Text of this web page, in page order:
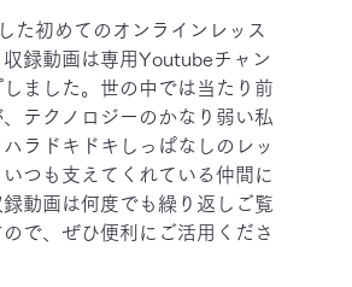
た初めてのオンラインレッス
収録動画は専用Youtubeチャン
ました。世の中では当たり前
テクノロジーのかなり弱い私
ラドキドキしっぱなしのレッ
つも支えてくれている仲間に
動画は何度でも繰り返しご覧
で、ぜひ便利にご活用くださ